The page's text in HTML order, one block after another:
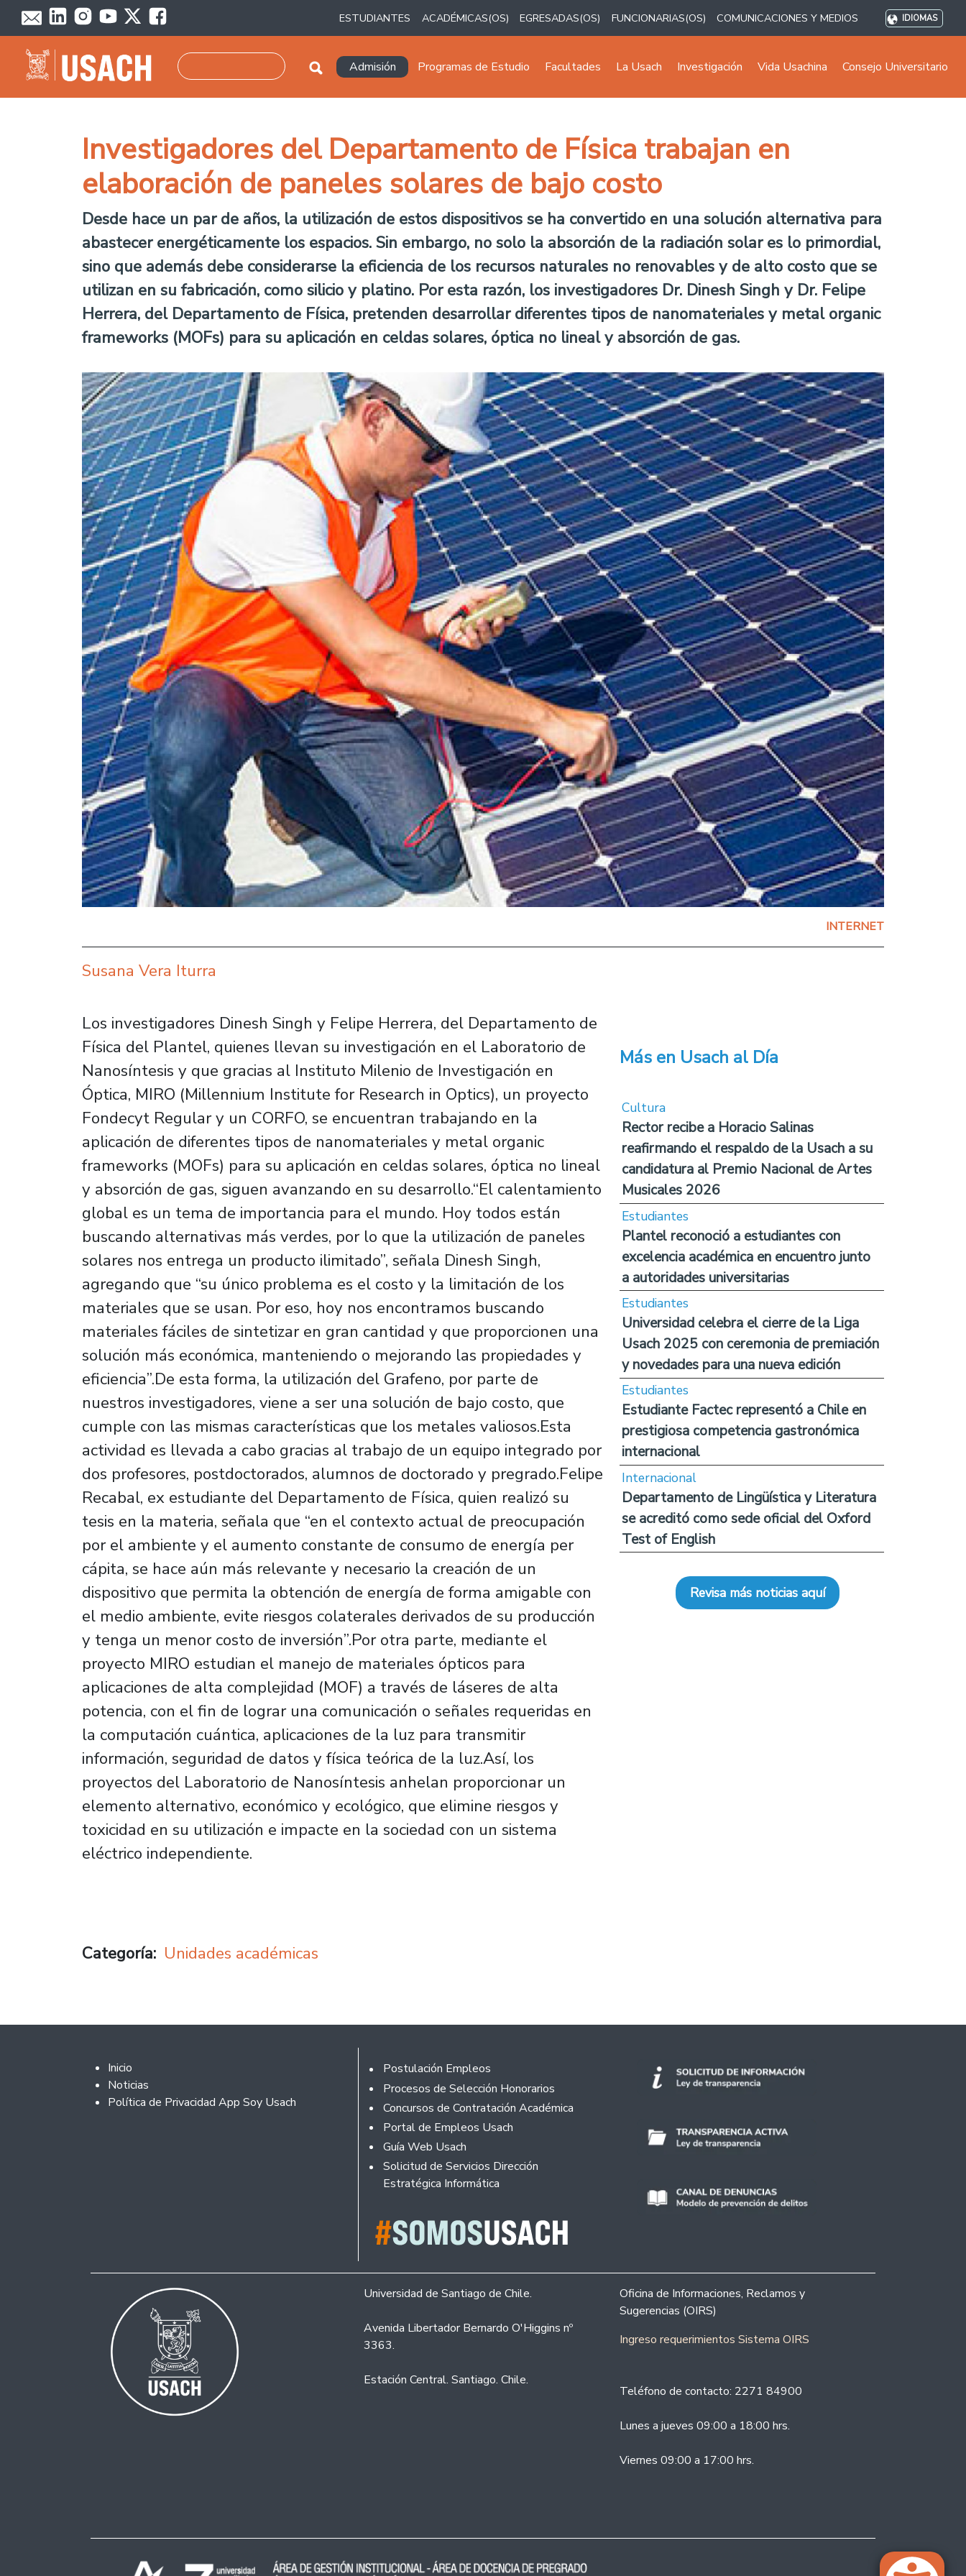
Pasar al contenido principal
ESTUDIANTES ACADÉMICAS(OS) EGRESADAS(OS) FUNCIONARIAS(OS) COMUNICACIONES Y MEDIOS IDIOMAS
Navegación principal
Admisión Programas de Estudio Facultades La Usach Investigación Vida Usachina Consejo Universitario
Investigadores del Departamento de Física trabajan en
elaboración de paneles solares de bajo costo
Desde hace un par de años, la utilización de estos dispositivos se ha convertido en una solución alternativa para
abastecer energéticamente los espacios. Sin embargo, no solo la absorción de la radiación solar es lo primordial,
sino que además debe considerarse la eficiencia de los recursos naturales no renovables y de alto costo que se
utilizan en su fabricación, como silicio y platino. Por esta razón, los investigadores Dr. Dinesh Singh y Dr. Felipe
Herrera, del Departamento de Física, pretenden desarrollar diferentes tipos de nanomateriales y metal organic
frameworks (MOFs) para su aplicación en celdas solares, óptica no lineal y absorción de gas.
INTERNET
Susana Vera Iturra
Los investigadores Dinesh Singh y Felipe Herrera, del Departamento de
Física del Plantel, quienes llevan su investigación en el Laboratorio de
Nanosíntesis y que gracias al Instituto Milenio de Investigación en
Óptica, MIRO (Millennium Institute for Research in Optics), un proyecto
Fondecyt Regular y un CORFO, se encuentran trabajando en la
aplicación de diferentes tipos de nanomateriales y metal organic
frameworks (MOFs) para su aplicación en celdas solares, óptica no lineal
y absorción de gas, siguen avanzando en su desarrollo.“El calentamiento
global es un tema de importancia para el mundo. Hoy todos están
buscando alternativas más verdes, por lo que la utilización de paneles
solares nos entrega un producto ilimitado”, señala Dinesh Singh,
agregando que “su único problema es el costo y la limitación de los
materiales que se usan. Por eso, hoy nos encontramos buscando
materiales fáciles de sintetizar en gran cantidad y que proporcionen una
solución más económica, manteniendo o mejorando las propiedades y
eficiencia”.De esta forma, la utilización del Grafeno, por parte de
nuestros investigadores, viene a ser una solución de bajo costo, que
cumple con las mismas características que los metales valiosos.Esta
actividad es llevada a cabo gracias al trabajo de un equipo integrado por
dos profesores, postdoctorados, alumnos de doctorado y pregrado.Felipe
Recabal, ex estudiante del Departamento de Física, quien realizó su
tesis en la materia, señala que “en el contexto actual de preocupación
por el ambiente y el aumento constante de consumo de energía per
cápita, se hace aún más relevante y necesario la creación de un
dispositivo que permita la obtención de energía de forma amigable con
el medio ambiente, evite riesgos colaterales derivados de su producción
y tenga un menor costo de inversión”.Por otra parte, mediante el
proyecto MIRO estudian el manejo de materiales ópticos para
aplicaciones de alta complejidad (MOF) a través de láseres de alta
potencia, con el fin de lograr una comunicación o señales requeridas en
la computación cuántica, aplicaciones de la luz para transmitir
información, seguridad de datos y física teórica de la luz.Así, los
proyectos del Laboratorio de Nanosíntesis anhelan proporcionar un
elemento alternativo, económico y ecológico, que elimine riesgos y
toxicidad en su utilización e impacte en la sociedad con un sistema
eléctrico independiente.
Categoría Unidades académicas
Más en Usach al Día
Cultura
Rector recibe a Horacio Salinas
reafirmando el respaldo de la Usach a su
candidatura al Premio Nacional de Artes
Musicales 2026
Estudiantes
Plantel reconoció a estudiantes con
excelencia académica en encuentro junto
a autoridades universitarias
Estudiantes
Universidad celebra el cierre de la Liga
Usach 2025 con ceremonia de premiación
y novedades para una nueva edición
Estudiantes
Estudiante Factec representó a Chile en
prestigiosa competencia gastronómica
internacional
Internacional
Departamento de Lingüística y Literatura
se acreditó como sede oficial del Oxford
Test of English
Revisa más noticias aquí
Footer 2
Inicio
Noticias
Política de Privacidad App Soy Usach
Footer
Postulación Empleos
Procesos de Selección Honorarios
Concursos de Contratación Académica
Portal de Empleos Usach
Guía Web Usach
Solicitud de Servicios Dirección
Estratégica Informática
Universidad de Santiago de Chile.
Avenida Libertador Bernardo O'Higgins nº
3363.
Estación Central. Santiago. Chile.
Oficina de Informaciones, Reclamos y
Sugerencias (OIRS)
Ingreso requerimientos Sistema OIRS
Teléfono de contacto: 2271 84900
Lunes a jueves 09:00 a 18:00 hrs.
Viernes 09:00 a 17:00 hrs.